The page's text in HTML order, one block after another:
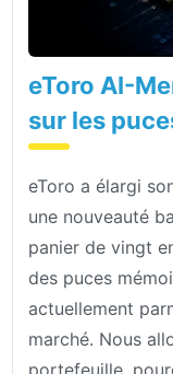
eToro AI-
sur les
eToro a élargi
une nouveauté
panier de vingt
des puces
actuellement
marché. Nous
portefeuille,